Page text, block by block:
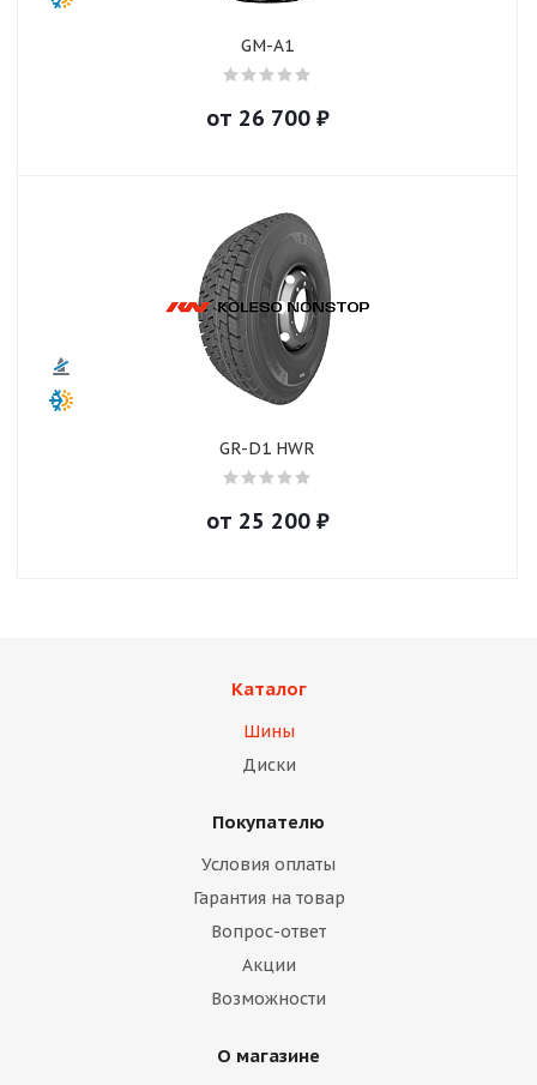
GM-A1
от 26 700₽
GR-D1 HWR
от 25 200₽
Каталог
Шины
Диски
Покупателю
Условия оплаты
Гарантия на товар
Вопрос-ответ
Акции
Возможности
О магазине